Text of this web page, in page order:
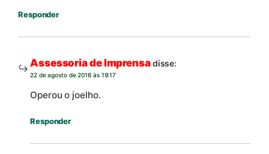
Responder
Assessoria de Imprensadisse:
22 de agosto de 2016 às 19:17
Operou o joelho.
Responder